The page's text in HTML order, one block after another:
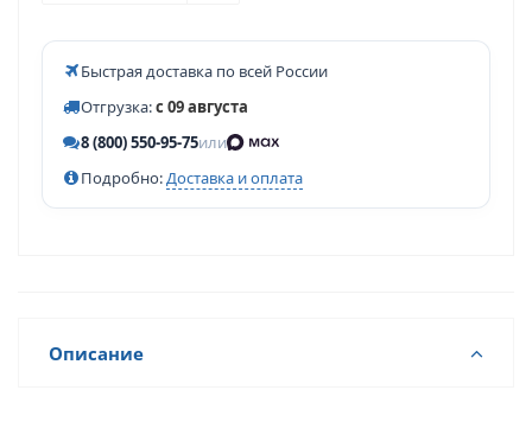
Быстрая доставка по всей России
Отгрузка:с 09 августа
8 (800) 550-95-75или
Подробно:Доставка и оплата
Описание